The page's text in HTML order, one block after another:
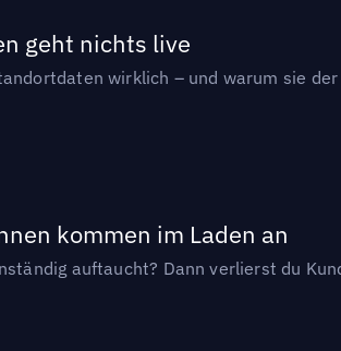
geht nichts live
wirklich – und warum sie
kommen im Laden an
auftaucht? Dann verlierst du